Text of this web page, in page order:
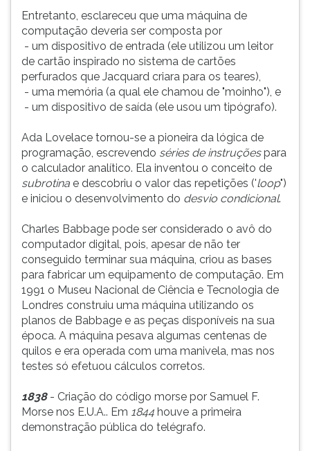
Entretanto, esclareceu que uma máquina de
computação deveria ser composta por
- um dispositivo de entrada (ele utilizou um leitor
de cartão inspirado no sistema de cartões
perfurados que Jacquard criara para os teares),
- uma memória (a qual ele chamou de "moinho"), e
- um dispositivo de saída (ele usou um tipógrafo).
Ada Lovelace tornou-se a pioneira da lógica de
programação, escrevendo séries de instruçõespara
o calculador analítico. Ela inventou o conceito de
subrotina e descobriu o valor das repetições ('loop")
e iniciou o desenvolvimento do desvio condicional.
Charles Babbage pode ser considerado o avô do
computador digital, pois, apesar de não ter
conseguido terminar sua máquina, criou as bases
para fabricar um equipamento de computação. Em
1991 o Museu Nacional de Ciência e Tecnologia de
Londres construiu uma máquina utilizando os
planos de Babbage e as peças disponíveis na sua
época. A máquina pesava algumas centenas de
quilos e era operada com uma manivela, mas nos
testes só efetuou cálculos corretos.
1838- Criação do código morse por Samuel F.
Morse nos E.U.A.. Em 1844 houve a primeira
demonstração pública do telégrafo.